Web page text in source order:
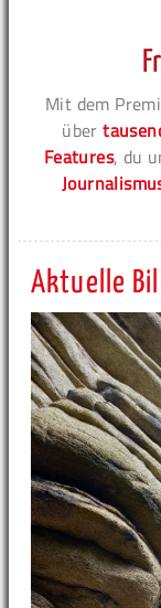
Mit dem
über
Features, du
Aktuelle